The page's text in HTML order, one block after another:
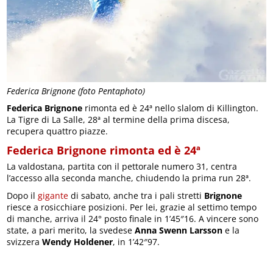
Federica Brignone (foto Pentaphoto)
Federica Brignone rimonta ed è 24ª nello slalom di Killington.
La Tigre di La Salle, 28ª al termine della prima discesa,
recupera quattro piazze.
Federica Brignone rimonta ed è 24ª
La valdostana, partita con il pettorale numero 31, centra
l’accesso alla seconda manche, chiudendo la prima run 28ª.
Dopo ilgigante di sabato, anche tra i pali stretti Brignone
riesce a rosicchiare posizioni. Per lei, grazie al settimo tempo
di manche, arriva il 24° posto finale in 1’45″16. A vincere sono
state, a pari merito, la svedeseAnna Swenn Larsson e la
svizzeraWendy Holdener, in 1’42″97.